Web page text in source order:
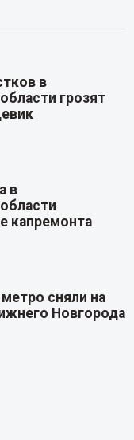
в
грозят
в
капремонта
сняли на
Новгорода